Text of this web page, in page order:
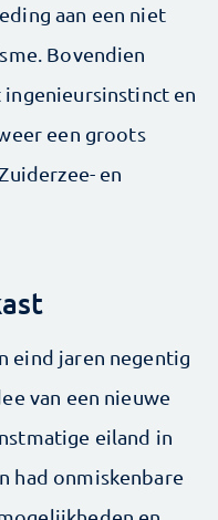
aan een niet
Bovendien
en
een groots
en
eind jaren negentig
van een nieuwe
eiland in
had onmiskenbare